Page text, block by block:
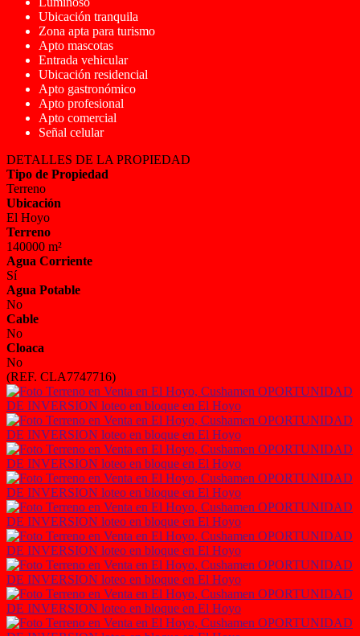
Ubicación tranquila
Zona apta para turismo
Apto mascotas
Entrada vehicular
Ubicación residencial
Apto gastronómico
Apto profesional
Apto comercial
Señal celular
DETALLES DE LA PROPIEDAD
Tipo de Propiedad
Terreno
Ubicación
El Hoyo
Terreno
140000 m²
Agua Corriente
Sí
Agua Potable
No
Cable
No
Cloaca
No
(REF. CLA7747716)